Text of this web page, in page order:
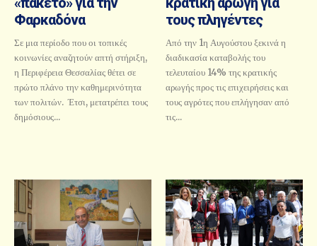
Φαρκαδόνα
Σε μια περίοδο που οι τοπικές
κοινωνίες αναζητούν απτή στήριξη,
η Περιφέρεια Θεσσαλίας θέτει σε
πρώτο πλάνο την καθημερινότητα
των πολιτών. Έτσι, μετατρέπει τους
δημόσιους...
τους πληγέντες
Από την 1η Αυγούστου ξεκινά η
διαδικασία καταβολής του
τελευταίου 14% της κρατικής
αρωγής προς τις επιχειρήσεις και
τους αγρότες που επλήγησαν από
τις...